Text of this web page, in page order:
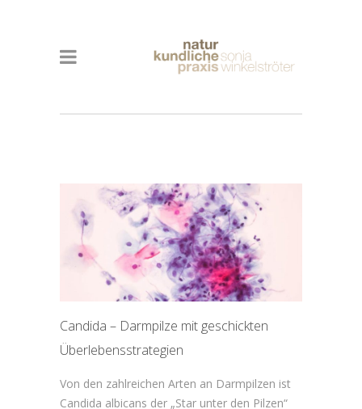
Candida – Darmpilze mit geschickten
Überlebensstrategien
Von den zahlreichen Arten an Darmpilzen ist
Candida albicans der „Star unter den Pilzen“